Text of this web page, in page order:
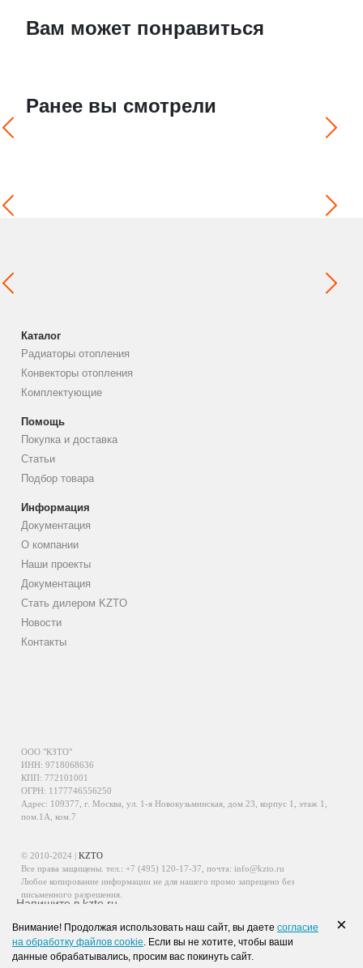
Вам может понравиться
Ранее вы смотрели
Каталог
Радиаторы отопления
Конвекторы отопления
Комплектующие
Помощь
Покупка и доставка
Статьи
Подбор товара
Информация
Документация
О компании
Наши проекты
Документация
Стать дилером KZTO
Новости
Контакты
ООО "КЗТО"
ИНН: 9718068636
КПП: 772101001
ОГРН: 1177746556250
Адрес: 109377, г. Москва, ул. 1-я Новокузьминская, дом 23, корпус 1, этаж 1,
пом.1А, ком.7
© 2010-2024 |KZTO
Все права защищены. тел.: +7 (495) 120-17-37 , почта: info@kzto.ru
Любое копирование информации не для нашего промо запрещено без
письменного разрешения.
Информация, размещенная на сайте, не является публичной офертой.
Политика обработки персональных данных
Политика конфиденциальности персональных данных
Напишите в kzto.ru
WhatsApp Telegram
×
Внимание! Продолжая использовать наш сайт, вы даете согласие
на обработку файлов cookie. Если вы не хотите, чтобы ваши
данные обрабатывались, просим вас покинуть сайт.